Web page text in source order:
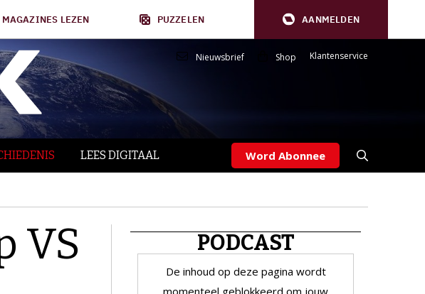
LEZEN PUZZELEN AANMELDEN
Nieuwsbrief Shop Klantenservice
LEES DIGITAAL Word Abonnee
VS PODCAST
De inhoud op deze pagina wordt
momenteel geblokkeerd om jouw